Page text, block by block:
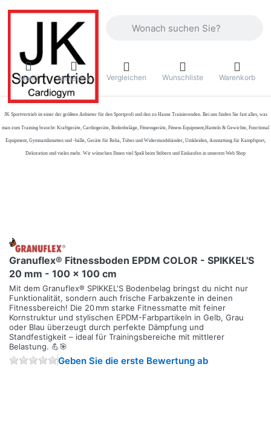
Menü Anmelden Vergleichen Wunschliste Warenkorb
JK Sportvertrieb ist einer der größten Anbieter für den Sportprofi und den zu Hause Trainierenden. Bei uns finden Sie fast alles, was
man zum Training braucht: Kraftgeräte, Cardiogeräte, Bodenbeläge, Fitnessgeräte, Fitness Equipment,Hanteln & Gewichte, Functional
Equipment, Gymnastikmatten und -bälle, Geräte für Reha, Tubes und Widerstandsbänder, Umkleiden, Ausstattung für Kampfsport,
Dekoration und vieles mehr. Wir wünschen Ihnen viel Spaß beim Stöbern und Einkaufen in unserem Web Shop
Granuflex® Fitnessboden EPDM COLOR - SPIKKEL'S
20 mm - 100 x 100 cm
Mit dem Granuflex® SPIKKEL'S Bodenbelag bringst du nicht nur
Funktionalität, sondern auch frische Farbakzente in deinen
Fitnessbereich! Die 20 mm starke Fitnessmatte mit feiner
Kornstruktur und stylischen EPDM-Farbpartikeln in Gelb, Grau
oder Blau überzeugt durch perfekte Dämpfung und
Standfestigkeit – ideal für Trainingsbereiche mit mittlerer
Belastung. 💪🎯
Geben Sie die erste Bewertung ab